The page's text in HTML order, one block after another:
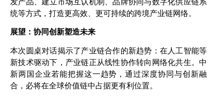
统等方式，打造更高效、更可持续的跨境产业链网络。
展望：协同创新塑造未来
本次圆桌对话揭示了产业链合作的新趋势：在人工智能等
新技术驱动下，产业链正从线性协作转向网络化共生。中
新两国企业若能把握这一趋势，通过深度协同与创新融
合，必将在全球价值链中占据更有利位置。